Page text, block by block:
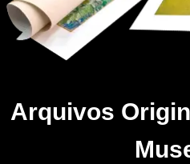
Arquivos